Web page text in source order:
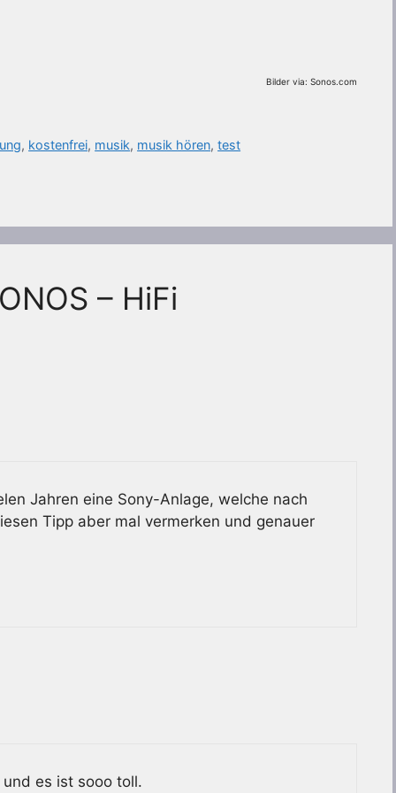
Bilder via: Sonos.com
, kostenfrei, musik, musik hören,test
– HiFi
Jahren eine Sony-Anlage, welche nach
Tipp aber mal vermerken und genauer
es ist sooo toll.